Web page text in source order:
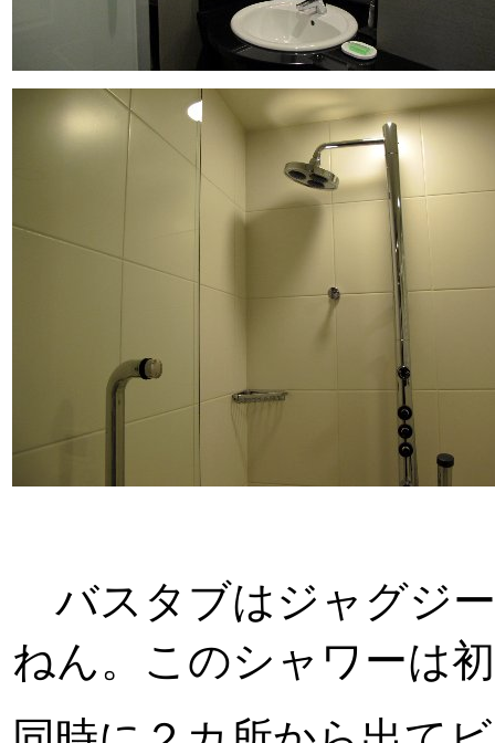
バスタブはジャグジ
ねん。このシャワーは